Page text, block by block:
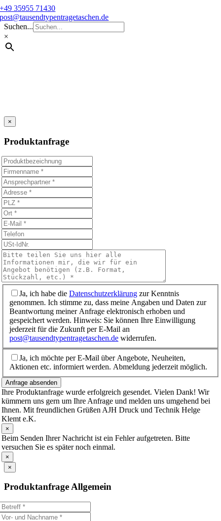
Skip
to
content
+49 35955 71430
post@tausendtypentragetaschen.de
Suchen...
×
×
Produktanfrage
Ja, ich habe die Datenschutzerklärung zur Kenntnis
genommen. Ich stimme zu, dass meine Angaben und Daten zur
Beantwortung meiner Anfrage elektronisch erhoben und
gespeichert werden. Hinweis: Sie können Ihre Einwilligung
jederzeit für die Zukunft per E-Mail an
post@tausendtypentragetaschen.de widerrufen.
Ja, ich möchte per E-Mail über Angebote, Neuheiten,
Aktionen etc. informiert werden. Abmeldung jederzeit möglich.
Anfrage absenden
Ihre Produktanfrage wurde erfolgreich gesendet. Vielen Dank! Wir
kümmern uns gern um Ihre Anfrage und melden uns umgehend bei
Ihnen. Mit freundlichen Grüßen AJH Druck und Technik Helge
Klemt e.K.
×
Beim Senden Ihrer Nachricht ist ein Fehler aufgetreten. Bitte
versuchen Sie es später noch einmal.
×
×
Produktanfrage Allgemein